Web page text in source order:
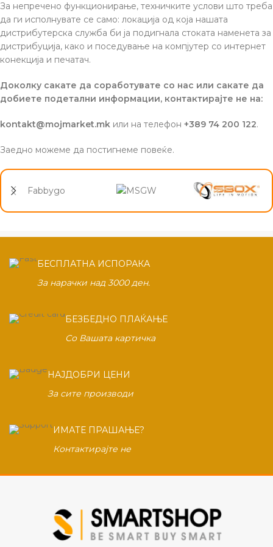
За непречено функционирање, техничките услови што треба
да ги исполнувате се само: локација од која нашата
дистрибутерска служба би ја подигнала стоката наменета за
дистрибуција, како и поседување на компјутер со интернет
конекција и печатач.
Доколку сакате да соработувате со нас или сакате да
добиете подетални информации, контактирајте не на:
kontakt@mojmarket.mk или на телефон +389 74 200 122.
Заедно можеме да постигнеме повеќе.
Fabbygo
БЕСПЛАТНА ИСПОРАКА
За нарачки над 3000 ден.
БЕЗБЕДНО ПЛАЌАЊЕ
Со Вашата картичка
НАЈДОБРИ ЦЕНИ
За сите производи
ИМАТЕ ПРАШАЊЕ?
Контактирајте не